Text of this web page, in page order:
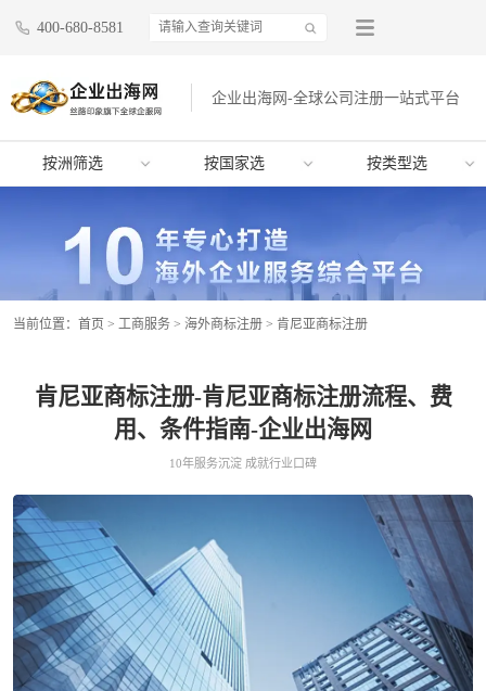
400-680-8581
企业出海网-全球公司注册一站式平台
按洲筛选 按国家选 按类型选
当前位置： 首页 > 工商服务 > 海外商标注册 > 肯尼亚商标注册
肯尼亚商标注册-肯尼亚商标注册流程、费
用、条件指南-企业出海网
10年服务沉淀 成就行业口碑